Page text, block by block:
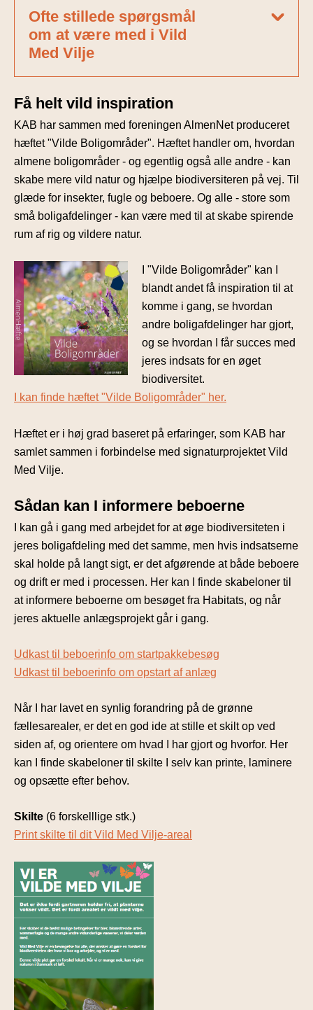
Ofte stillede spørgsmål
om at være med i Vild
Med Vilje
Få helt vild inspiration
KAB har sammen med foreningen AlmenNet produceret
hæftet "Vilde Boligområder". Hæftet handler om, hvordan
almene boligområder - og egentlig også alle andre - kan
skabe mere vild natur og hjælpe biodiversiteren på vej. Til
glæde for insekter, fugle og beboere. Og alle - store som
små boligafdelinger - kan være med til at skabe spirende
rum af rig og vildere natur.
I "Vilde Boligområder" kan I
blandt andet få inspiration til at
komme i gang, se hvordan
andre boligafdelinger har gjort,
og se hvordan I får succes med
jeres indsats for en øget
biodiversitet.
I kan finde hæftet "Vilde Boligområder" her.
Hæftet er i høj grad baseret på erfaringer, som KAB har
samlet sammen i forbindelse med signaturprojektet Vild
Med Vilje.
Sådan kan I informere beboerne
I kan gå i gang med arbejdet for at øge biodiversiteten i
jeres boligafdeling med det samme, men hvis indsatserne
skal holde på langt sigt, er det afgørende at både beboere
og drift er med i processen. Her kan I finde skabeloner til
at informere beboerne om besøget fra Habitats, og når
jeres aktuelle anlægsprojekt går i gang.
Udkast til beboerinfo om startpakkebesøg
Udkast til beboerinfo om opstart af anlæg
Når I har lavet en synlig forandring på de grønne
fællesarealer, er det en god ide at stille et skilt op ved
siden af, og orientere om hvad I har gjort og hvorfor. Her
kan I finde skabeloner til skilte I selv kan printe, laminere
og opsætte efter behov.
Skilte (6 forskelllige stk.)
Print skilte til dit Vild Med Vilje-areal